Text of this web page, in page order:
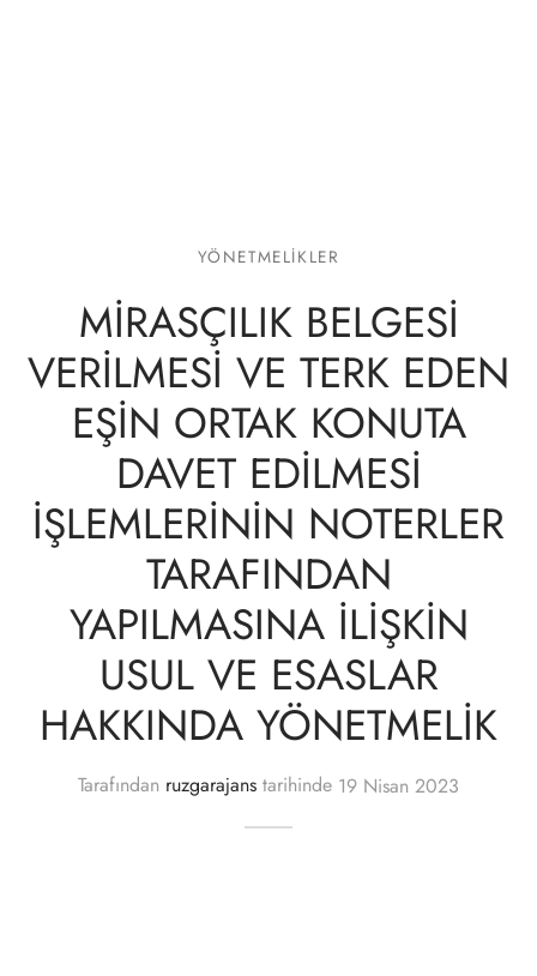
YÖNETMELIKLER
MİRASÇILIK BELGESİ
VERİLMESİ VE TERK EDEN
EŞİN ORTAK KONUTA
DAVET EDİLMESİ
İŞLEMLERİNİN NOTERLER
TARAFINDAN
YAPILMASINA İLİŞKİN
USUL VE ESASLAR
HAKKINDA YÖNETMELİK
Tarafından ruzgarajans tarihinde 19 Nisan 2023